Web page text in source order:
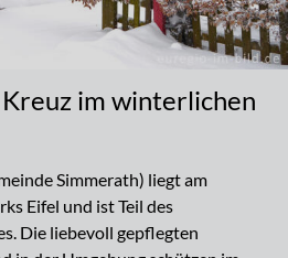
im winterlichen
Simmerath) liegt am
Eifel und ist Teil des
Die liebevoll gepflegten